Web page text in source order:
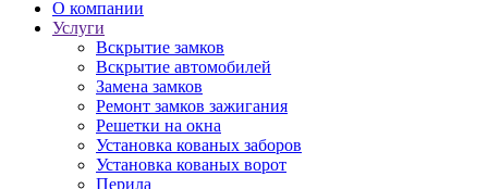
О компании
Услуги
Вскрытие замков
Вскрытие автомобилей
Замена замков
Ремонт замков зажигания
Решетки на окна
Установка кованых заборов
Установка кованых ворот
Перила